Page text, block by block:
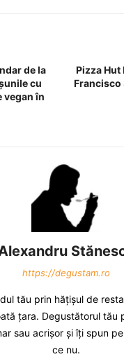
de la
cu
vegan în
Pizza Hut
Francisco
https://degustam.ro
tău prin hăţişul de
ţara. Degustătorul tău
sau acrişor şi îţi spun
ce nu.